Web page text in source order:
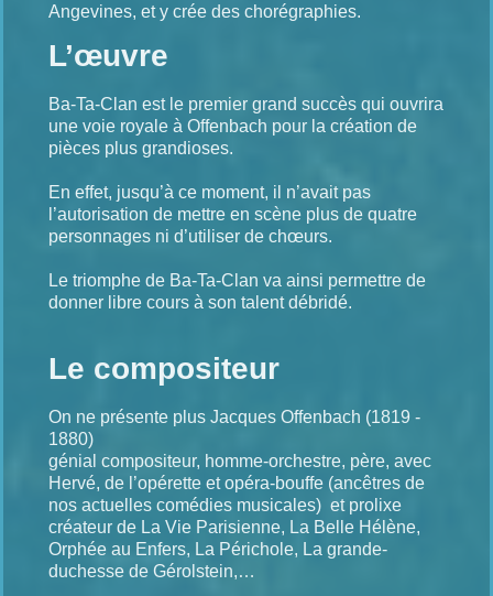
Angevines, et y crée des chorégraphies.
L’œuvre
Ba-Ta-Clan est le premier grand succès qui ouvrira
une voie royale à Offenbach pour la création de
pièces plus grandioses.
En effet, jusqu’à ce moment, il n’avait pas
l’autorisation de mettre en scène plus de quatre
personnages ni d’utiliser de chœurs.
Le triomphe de Ba-Ta-Clan va ainsi permettre de
donner libre cours à son talent débridé.
Le compositeur
On ne présente plus Jacques Offenbach (1819 -
1880)
génial compositeur, homme-orchestre, père, avec
Hervé, de l’opérette et opéra-bouffe (ancêtres de
nos actuelles comédies musicales) et prolixe
créateur de La Vie Parisienne, La Belle Hélène,
Orphée au Enfers, La Périchole, La grande-
duchesse de Gérolstein,…